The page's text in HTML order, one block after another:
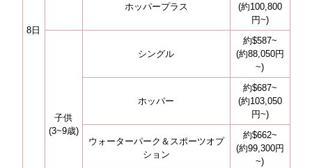
8日
ホッパープラス
(約100,800
円~)
子供
(3~9歳)
シングル
約$587~
(約88,050円
~)
ホッパー
約$687~
(約103,050
円~)
ウォーターパーク＆スポーツオプ
ション
約$662~
(約99,300円
~)